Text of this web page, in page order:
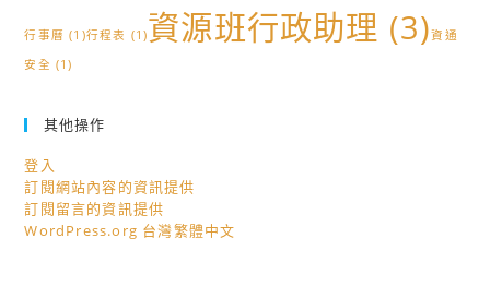
行事曆 (1)行程表 (1)資源班行政助理 (3)資通
安全 (1)
其他操作
登入
訂閱網站內容的資訊提供
訂閱留言的資訊提供
WordPress.org 台灣繁體中文